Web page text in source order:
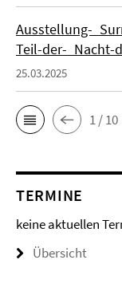
Ausstellung-
Teil-der-_Nacht-
25.03.2025
1 / 10
TERMINE
keine aktuellen
Übersicht